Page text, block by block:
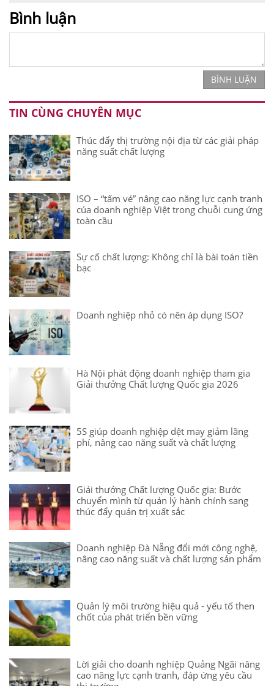
Bình luận
BÌNH LUẬN
TIN CÙNG CHUYÊN MỤC
Thúc đẩy thị trường nội địa từ các giải pháp
năng suất chất lượng
ISO – “tấm vé” nâng cao năng lực cạnh tranh
của doanh nghiệp Việt trong chuỗi cung ứng
toàn cầu
Sự cố chất lượng: Không chỉ là bài toán tiền
bạc
Doanh nghiệp nhỏ có nên áp dụng ISO?
Hà Nội phát động doanh nghiệp tham gia
Giải thưởng Chất lượng Quốc gia 2026
5S giúp doanh nghiệp dệt may giảm lãng
phí, nâng cao năng suất và chất lượng
Giải thưởng Chất lượng Quốc gia: Bước
chuyển mình từ quản lý hành chính sang
thúc đẩy quản trị xuất sắc
Doanh nghiệp Đà Nẵng đổi mới công nghệ,
nâng cao năng suất và chất lượng sản phẩm
Quản lý môi trường hiệu quả - yếu tố then
chốt của phát triển bền vững
Lời giải cho doanh nghiệp Quảng Ngãi nâng
cao năng lực cạnh tranh, đáp ứng yêu cầu